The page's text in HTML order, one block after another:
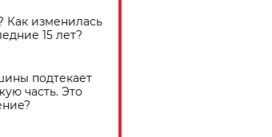
Как изменилась
15 лет?
подтекает
часть. Это